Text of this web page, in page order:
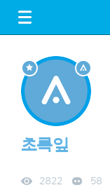
FREE DOWNLOAD
초록잎
2822 58